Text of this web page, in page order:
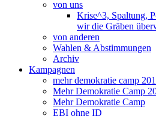
von uns
Krise^3, Spaltung,
wir die Gräben
von anderen
Wahlen & Abstimmungen
Archiv
Kampagnen
mehr demokratie camp
Mehr Demokratie Camp
Mehr Demokratie Camp
EBI ohne ID